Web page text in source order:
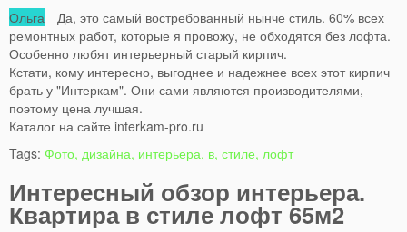
Ольга Да, это самый востребованный нынче стиль. 60% всех
ремонтных работ, которые я провожу, не обходятся без лофта.
Особенно любят интерьерный старый кирпич.
Кстати, кому интересно, выгоднее и надежнее всех этот кирпич
брать у "Интеркам". Они сами являются производителями,
поэтому цена лучшая.
Каталог на сайте interkam-pro.ru
Tags: Фото, дизайна, интерьера, в, стиле, лофт
Интересный обзор интерьера.
Квартира в стиле лофт 65м2